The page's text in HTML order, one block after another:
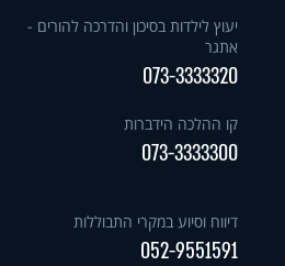
יעוץ לילדות בסיכון והדרכה להורים -
אתגר
073-3333320
קו ההלכה הידברות
073-3333300
דיווח וסיוע במקרי התבוללות
052-9551591